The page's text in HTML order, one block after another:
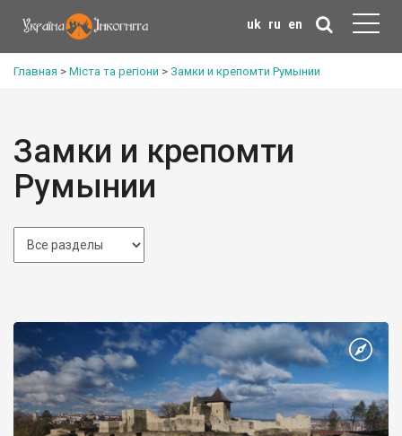
uk ru en
Главная > Міста та регіони > Замки и крепомти Румынии
Замки и крепомти
Румынии